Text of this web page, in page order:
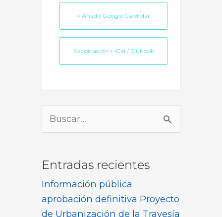
+ Añadir Google Calendar
Exportación + iCal / Outlook
Buscar
por:
Entradas recientes
Información pública
aprobación definitiva Proyecto
de Urbanización de la Travesía